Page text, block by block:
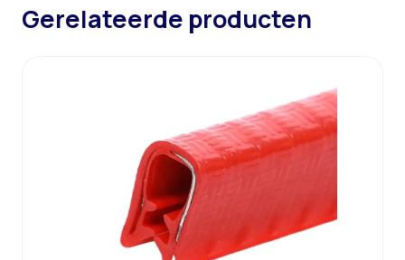
Gerelateerde producten